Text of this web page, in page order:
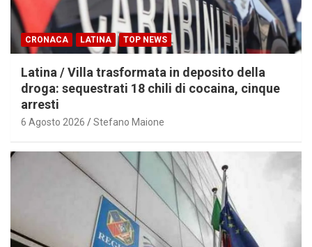
CRONACA LATINA TOP NEWS
Latina / Villa trasformata in deposito della
droga: sequestrati 18 chili di cocaina, cinque
arresti
6 Agosto 2026 Stefano Maione